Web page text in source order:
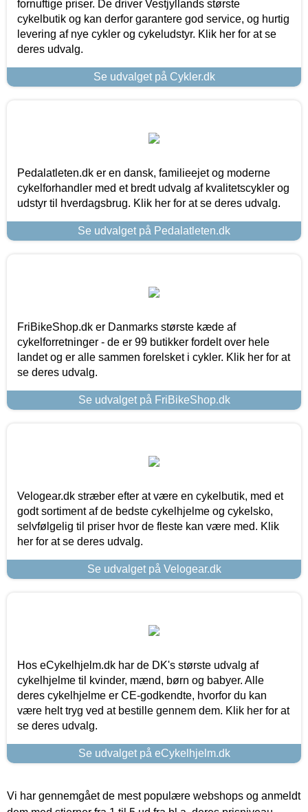
fornuftige priser. De driver Vestjyllands største
cykelbutik og kan derfor garantere god service, og hurtig
levering af nye cykler og cykeludstyr. Klik her for at se
deres udvalg.
Se udvalget på Cykler.dk
Pedalatleten.dk er en dansk, familieejet og moderne
cykelforhandler med et bredt udvalg af kvalitetscykler og
udstyr til hverdagsbrug. Klik her for at se deres udvalg.
Se udvalget på Pedalatleten.dk
FriBikeShop.dk er Danmarks største kæde af
cykelforretninger - de er 99 butikker fordelt over hele
landet og er alle sammen forelsket i cykler. Klik her for at
se deres udvalg.
Se udvalget på FriBikeShop.dk
Velogear.dk stræber efter at være en cykelbutik, med et
godt sortiment af de bedste cykelhjelme og cykelsko,
selvfølgelig til priser hvor de fleste kan være med. Klik
her for at se deres udvalg.
Se udvalget på Velogear.dk
Hos eCykelhjelm.dk har de DK's største udvalg af
cykelhjelme til kvinder, mænd, børn og babyer. Alle
deres cykelhjelme er CE-godkendte, hvorfor du kan
være helt tryg ved at bestille gennem dem. Klik her for at
se deres udvalg.
Se udvalget på eCykelhjelm.dk
Vi har gennemgået de mest populære webshops og anmeldt